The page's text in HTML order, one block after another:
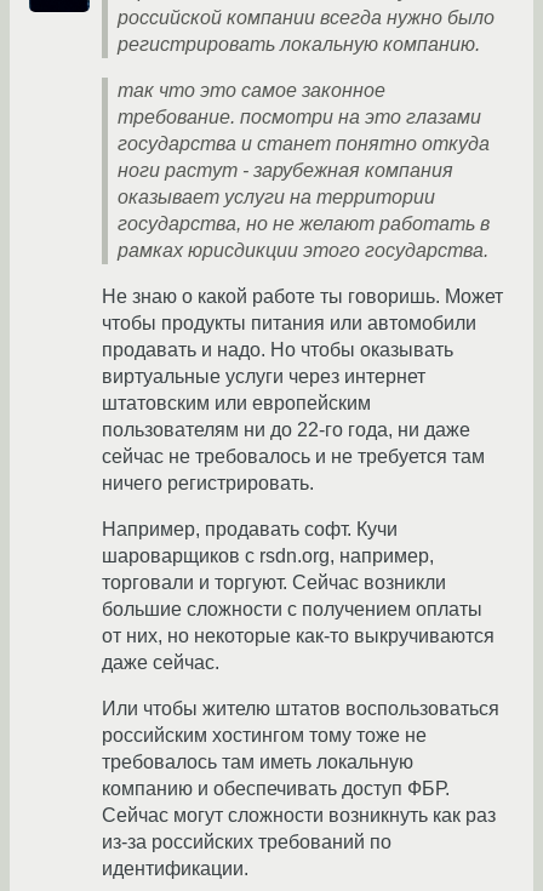
российской компании всегда нужно было
регистрировать локальную компанию.
так что это самое законное
требование. посмотри на это глазами
государства и станет понятно откуда
ноги растут - зарубежная компания
оказывает услуги на территории
государства, но не желают работать в
рамках юрисдикции этого государства.
Не знаю о какой работе ты говоришь. Может
чтобы продукты питания или автомобили
продавать и надо. Но чтобы оказывать
виртуальные услуги через интернет
штатовским или европейским
пользователям ни до 22-го года, ни даже
сейчас не требовалось и не требуется там
ничего регистрировать.
Например, продавать софт. Кучи
шароварщиков с rsdn.org, например,
торговали и торгуют. Сейчас возникли
большие сложности с получением оплаты
от них, но некоторые как-то выкручиваются
даже сейчас.
Или чтобы жителю штатов воспользоваться
российским хостингом тому тоже не
требовалось там иметь локальную
компанию и обеспечивать доступ ФБР.
Сейчас могут сложности возникнуть как раз
из-за российских требований по
идентификации.